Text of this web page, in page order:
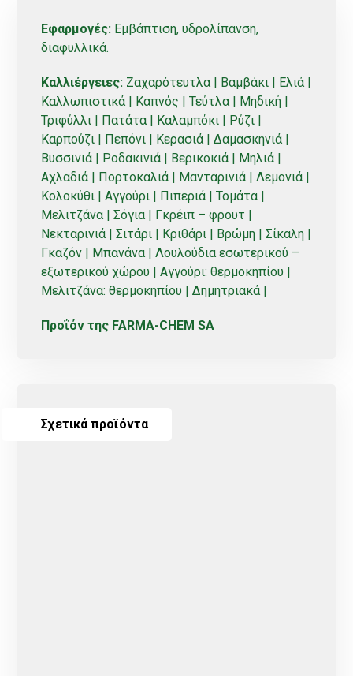
Εφαρμογές: Εμβάπτιση, υδρολίπανση,
διαφυλλικά.
Καλλιέργειες: Ζαχαρότευτλα | Βαμβάκι | Ελιά |
Καλλωπιστικά | Καπνός | Τεύτλα | Μηδική |
Τριφύλλι | Πατάτα | Καλαμπόκι | Ρύζι |
Καρπούζι | Πεπόνι | Κερασιά | Δαμασκηνιά |
Βυσσινιά | Ροδακινιά | Βερικοκιά | Μηλιά |
Αχλαδιά | Πορτοκαλιά | Μανταρινιά | Λεμονιά |
Κολοκύθι | Αγγούρι | Πιπεριά | Τομάτα |
Μελιτζάνα | Σόγια | Γκρέιπ – φρουτ |
Νεκταρινιά | Σιτάρι | Κριθάρι | Βρώμη | Σίκαλη |
Γκαζόν | Μπανάνα | Λουλούδια εσωτερικού –
εξωτερικού χώρου | Αγγούρι: θερμοκηπίου |
Μελιτζάνα: θερμοκηπίου | Δημητριακά |
Προΐόν της FARMA-CHEM SA
Σχετικά προϊόντα